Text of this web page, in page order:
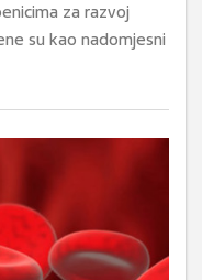
za razvoj
su kao nadomjesni